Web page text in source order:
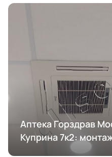
Аптека Горздрав
Куприна 7к2:
кондиционирования